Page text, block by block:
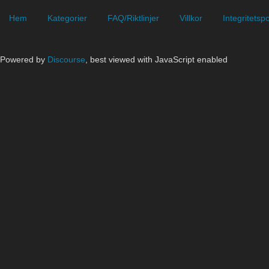
Hem Kategorier FAQ/Riktlinjer Villkor
Powered by Discourse, best viewed with JavaScript enabled